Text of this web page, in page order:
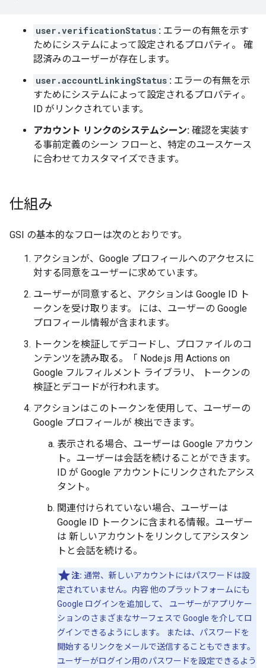
user.verificationStatus : エラーの有無を示す
ためにシステムによって設定されるプロパティ。 確
認済みのユーザーが存在します。
user.accountLinkingStatus : エラーの有無を示
すためにシステムによって設定されるプロパティ。
ID がリンクされています。
アカウント リンクのシステムシーン: 確認を実装す
る事前定義のシーン フローと、特定のユースケース
に合わせてカスタマイズできます。
仕組み
GSI の基本的なフローは次のとおりです。
アクションが、Google プロフィールへのアクセスに
対する同意をユーザーに求めています。
ユーザーが同意すると、アクションは Google ID ト
ークンを受け取ります。 には、ユーザーの Google
プロフィール情報が含まれます。
トークンを検証してデコードし、プロファイルのコ
ンテンツを読み取る。「 Node.js 用 Actions on
Google フルフィルメント ライブラリ、 トークンの
検証とデコードが行われます。
アクションはこのトークンを使用して、ユーザーの
Google プロフィールが 検出できます。
表示される場合、ユーザーは Google アカウン
ト。ユーザーは会話を続けることができます。
ID が Google アカウントにリンクされたアシス
タント。
関連付けられていない場合、ユーザーは
Google ID トークンに含まれる情報。ユーザー
は 新しいアカウントをリンクしてアシスタン
トと会話を続ける。
注: 通常、新しいアカウントにはパスワードは設
定されていません。内容 他のプラットフォームにも
Google ログインを追加して、 ユーザーがアプリケー
ションのさまざまなサーフェスで Google を介してロ
グインできるようにします。 または、パスワードを
開始するリンクをメールで送信することもできます。
ユーザーがログイン用のパスワードを設定できるよう